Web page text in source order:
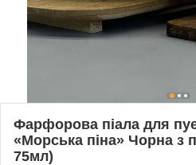
Фарфорова піала для
«Морська піна» Чорна з
75мл)